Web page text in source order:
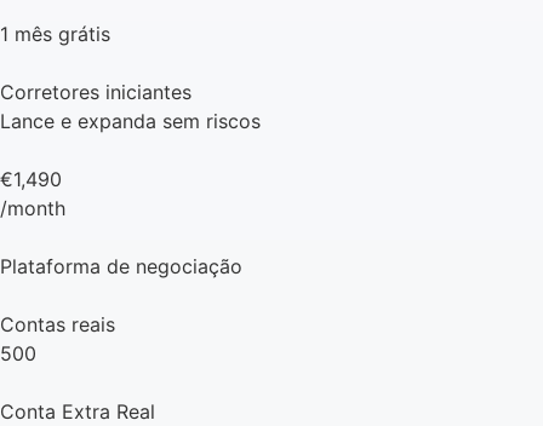
1 mês grátis
Corretores iniciantes
Lance e expanda sem riscos
€1,490
/month
Plataforma de negociação
Contas reais
500
Conta Extra Real